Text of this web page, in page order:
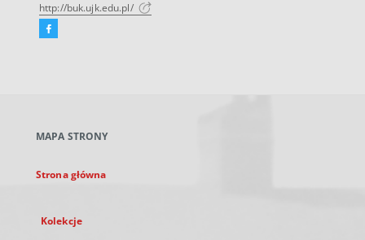
http://buk.ujk.edu.pl/
Facebook
karcie
MAPA STRONY
Strona główna
Kolekcje